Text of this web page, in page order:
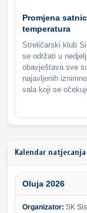
Promjena
temperatura
Streličarski klub
se održati u
obavještava sve
najavljenih
vala koji se
Kalendar natjecanja
Oluja 2026
Organizator: SK